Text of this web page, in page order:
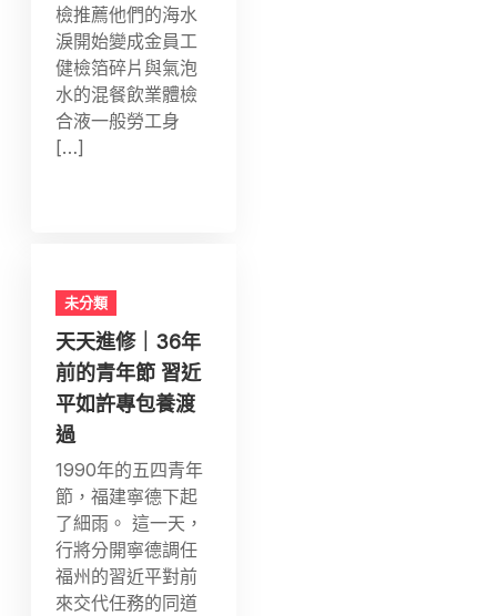
檢推薦他們的海水
淚開始變成金員工
健檢箔碎片與氣泡
水的混餐飲業體檢
合液一般勞工身
[…]
未分類
天天進修｜36年
前的青年節 習近
平如許專包養渡
過
1990年的五四青年
節，福建寧德下起
了細雨。 這一天，
行將分開寧德調任
福州的習近平對前
來交代任務的同道